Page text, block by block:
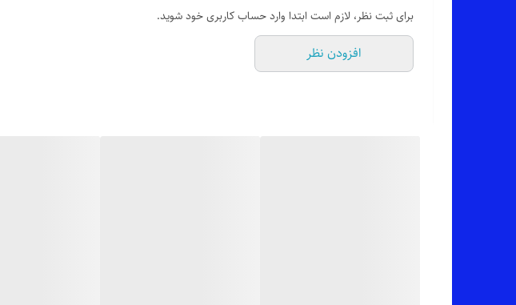
برای ثبت نظر، لازم است ابتدا وارد حساب کاربری خود شوید.
افزودن نظر